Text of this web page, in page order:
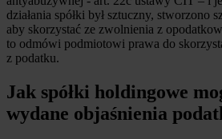
działania spółki był sztuczny, stworzono
aby skorzystać ze zwolnienia z
to odmówi podmiotowi prawa do
z podatku.
Jak spółki holdingowe
wydane objaśnienia